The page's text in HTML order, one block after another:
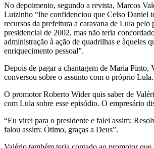
No depoimento, segundo a revista, Marcos
Luizinho “lhe confidenciou que Celso Daniel
recursos da prefeitura a caravana de Lula pelo
presidencial de 2002, mas não teria
administração à ação de quadrilhas e àqueles
enriquecimento pessoal”.
Depois de pagar a chantagem de Maria Pinto,
conversou sobre o assunto com o próprio Lula.
O promotor Roberto Wider quis saber de
com Lula sobre esse episódio. O empresário
“Eu virei para o presidente e falei assim:
falou assim: Ótimo, graças a Deus”.